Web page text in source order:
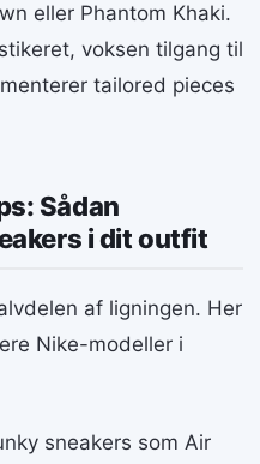
eller Phantom Khaki.
voksen tilgang til
tailored pieces
Sådan
i dit outfit
af ligningen. Her
Nike-modeller i
sneakers som Air